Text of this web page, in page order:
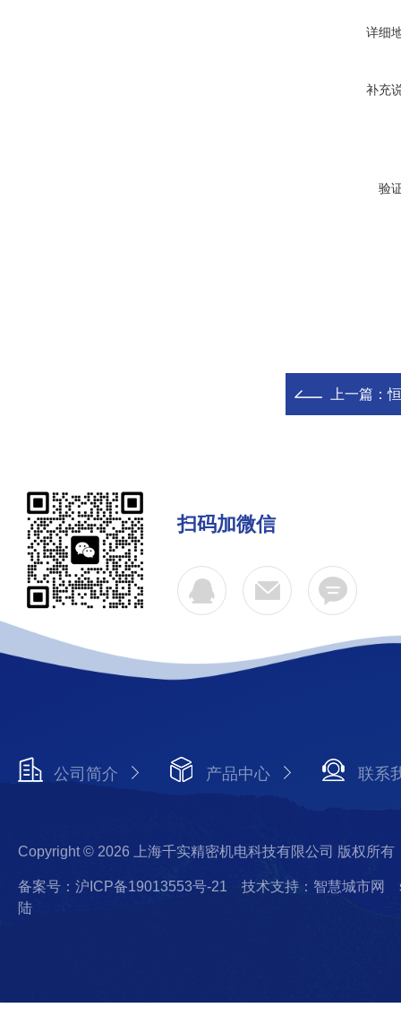
详细
补充
验
上一篇：
扫码加微信
公司简介 产品中心 联系
Copyright © 2026 上海千实精密机电科技有限公司 版权所有
备案号：沪ICP备19013553号-21 技术支持：智慧城市网
陆